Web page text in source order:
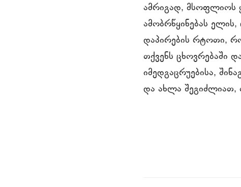
ამრიგად, მსოფლიოს
ამობრწყინებას
დაპირების რტოთი,
თქვენს ცხოვრებაში
იმედგაცრუებისა,
და ახლა შეგიძლიათ,